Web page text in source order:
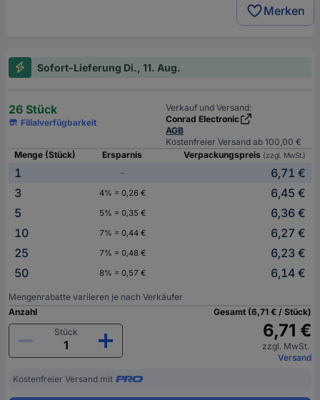
Merken
Sofort-Lieferung Di., 11. Aug.
26 Stück
Filialverfügbarkeit
Verkauf und Versand:
Conrad Electronic
AGB
Kostenfreier Versand ab 100,00 €
Menge (Stück)
Ersparnis Verpackungspreis (zzgl. MwSt.)
1 -
6,71 €
3
4% = 0,26 €
6,45 €
5
5% = 0,35 €
6,36 €
10
7% = 0,44 €
6,27 €
25
7% = 0,48 €
6,23 €
50
8% = 0,57 € 6,14 €
Mengenrabatte variieren je nach Verkäufer
Anzahl
Stück
Gesamt (6,71 € / Stück)
6,71 €
zzgl. MwSt.
Versand
Kostenfreier Versand mit